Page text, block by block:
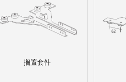
搁置套件